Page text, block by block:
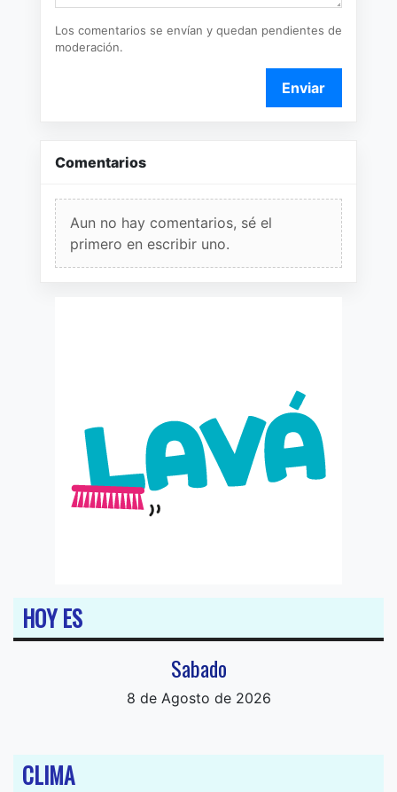
Los comentarios se envían y quedan pendientes de
moderación.
Enviar
Comentarios
Aun no hay comentarios, sé el
primero en escribir uno.
HOY ES
Sabado
8 de Agosto de 2026
CLIMA